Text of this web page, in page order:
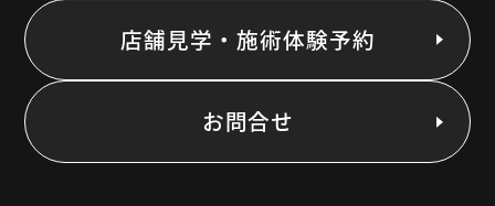
店舗見学・施術体験予約
お問合せ